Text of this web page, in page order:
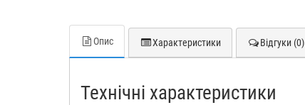
Опис Характеристики Відгуки (0)
Технічні характеристики